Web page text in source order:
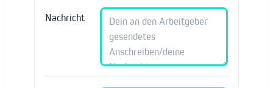
Nachricht